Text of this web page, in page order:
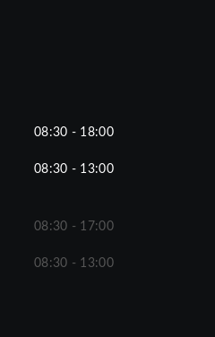
08:30 - 18:00
08:30 - 13:00
08:30 - 17:00
08:30 - 13:00